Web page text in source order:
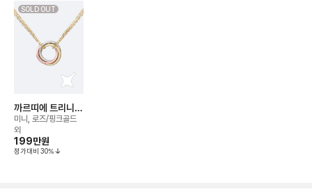
SOLD OUT
까르띠에 트리니티
네크리스
미니, 로즈/핑크골드
외
199만원
정가대비 30%